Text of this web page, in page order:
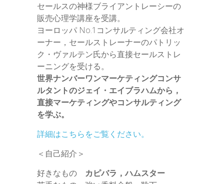
セールスの神様ブライアントレーシーの
販売心理学講座を受講。
ヨーロッパ No.1コンサルティング会社オ
ーナー，セールストレーナーのパトリッ
ク・ヴァルテン氏から直接セールストレ
ーニングを受ける。
世界ナンバーワンマーケティングコンサ
ルタントのジェイ・エイブラハムから，
直接マーケティングやコンサルティング
を学ぶ。
詳細はこちらをご覧ください。
＜自己紹介＞
好きなもの カピバラ，ハムスター